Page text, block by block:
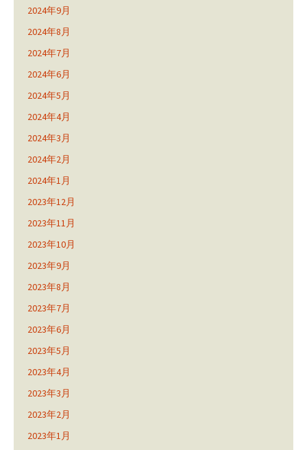
2024年9月
2024年8月
2024年7月
2024年6月
2024年5月
2024年4月
2024年3月
2024年2月
2024年1月
2023年12月
2023年11月
2023年10月
2023年9月
2023年8月
2023年7月
2023年6月
2023年5月
2023年4月
2023年3月
2023年2月
2023年1月